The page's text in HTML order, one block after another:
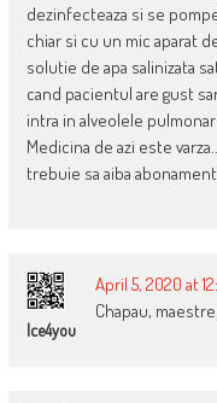
dezinfecteaza si se
chiar si cu un mic aparat
solutie de apa salinizata
cand pacientul are gust
intra in alveolele
Medicina de azi este
trebuie sa aiba
Ice4you
April 5, 2020 at
Chapau, maestre!